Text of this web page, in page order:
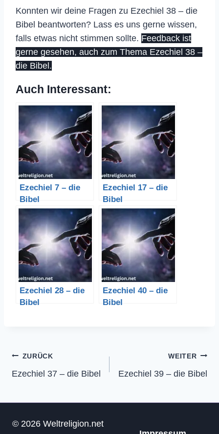
Konnten wir deine Fragen zu Ezechiel 38 – die
Bibel beantworten? Lass es uns gerne wissen,
falls etwas nicht stimmen sollte. Feedback ist
gerne gesehen, auch zum Thema Ezechiel 38 –
die Bibel.
Auch Interessant:
Ezechiel 7 – die
Bibel
Ezechiel 17 – die
Bibel
Ezechiel 28 – die
Bibel
Ezechiel 40 – die
Bibel
Beitragsnavigation
ZURÜCK
Ezechiel 37 – die Bibel
WEITER
Ezechiel 39 – die Bibel
© 2026 Weltreligion.net